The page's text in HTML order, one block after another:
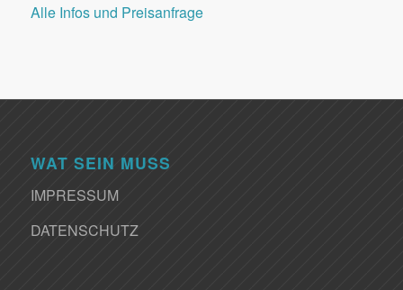
Alle Infos und Preisanfrage
WAT SEIN MUSS
IMPRESSUM
DATENSCHUTZ